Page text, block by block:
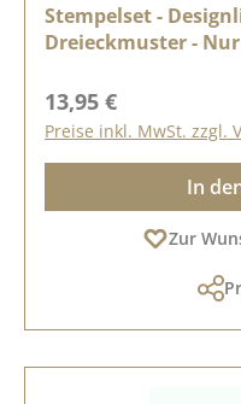
Stempelset -
Dreieckmuster -
Regulärer Preis:
13,95 €
Preise inkl. MwSt. zzgl.
In
Zur